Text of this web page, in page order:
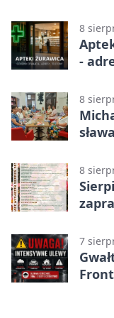
8
-
8
8
7